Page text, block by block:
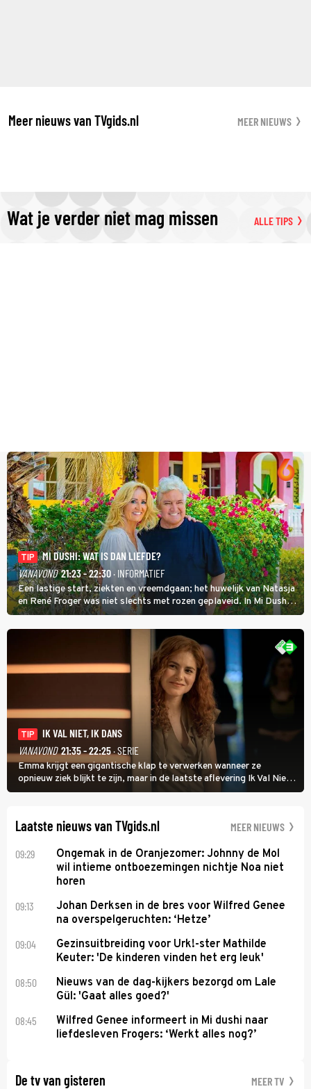
Meer nieuws van TVgids.nl MEER NIEUWS
Wat je verder niet mag missen ALLE TIPS
TIP
MI DUSHI: WAT IS DAN LIEFDE?
VANAVOND 21:23 - 22:30 · INFORMATIEF
Een lastige start, ziekten en vreemdgaan; het huwelijk van Natasja
en René Froger was niet slechts met rozen geplaveid. In Mi Dushi:
Wat Is Dan Liefde? neemt Wilfred Genee het showbizzkoppel mee
uit vissen om het over de liefde te hebben.
TIP
IK VAL NIET, IK DANS
VANAVOND 21:35 - 22:25· SERIE
Emma krijgt een gigantische klap te verwerken wanneer ze
opnieuw ziek blijkt te zijn, maar in de laatste aflevering Ik Val Niet,
Ik Dans laat ze zien dat ze niet van plan is op te geven, zelfs als ze
Laatste nieuws van TVgids.nl MEER NIEUWS
09:29
Ongemak in de Oranjezomer: Johnny de Mol
wil intieme ontboezemingen nichtje Noa niet
horen
09:13
Johan Derksen in de bres voor Wilfred Genee
na overspelgeruchten: ‘Hetze’
09:04
Gezinsuitbreiding voor Urk!-ster Mathilde
Keuter: 'De kinderen vinden het erg leuk'
08:50
Nieuws van de dag-kijkers bezorgd om Lale
Gül: 'Gaat alles goed?'
08:45
Wilfred Genee informeert in Mi dushi naar
liefdesleven Frogers: ‘Werkt alles nog?’
De tv van gisteren MEER TV